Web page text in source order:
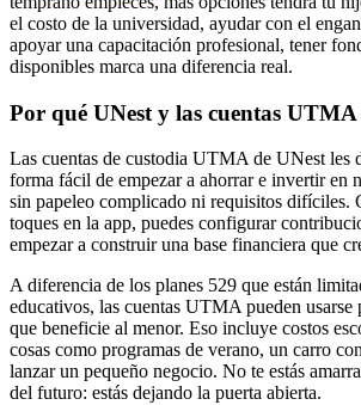
el costo de la universidad, ayudar con el
apoyar una capacitación profesional, tener
disponibles marca una diferencia real.
Por qué UNest y las cuentas
Las cuentas de custodia UTMA de UNest les
forma fácil de empezar a ahorrar e invertir en
sin papeleo complicado ni requisitos difíciles.
toques en la app, puedes configurar
empezar a construir una base financiera que
A diferencia de los planes 529 que están
educativos, las cuentas UTMA pueden usarse
que beneficie al menor. Eso incluye costos
cosas como programas de verano, un carro
lanzar un pequeño negocio. No te estás
del futuro: estás dejando la puerta abierta.